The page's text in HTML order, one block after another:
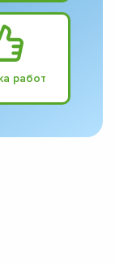
работ